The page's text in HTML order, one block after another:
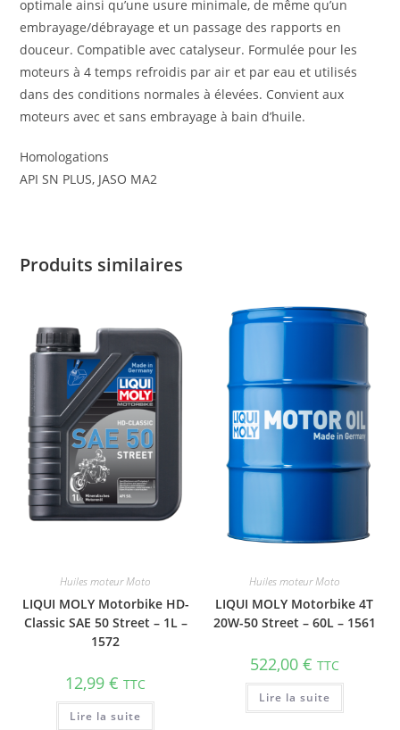
optimale ainsi qu’une usure minimale, de même qu’un
embrayage/débrayage et un passage des rapports en
douceur. Compatible avec catalyseur. Formulée pour les
moteurs à 4 temps refroidis par air et par eau et utilisés
dans des conditions normales à élevées. Convient aux
moteurs avec et sans embrayage à bain d’huile.
Homologations
API SN PLUS, JASO MA2
Produits similaires
Huiles moteur Moto
LIQUI MOLY Motorbike HD-
Classic SAE 50 Street – 1L –
1572
12,99€ TTC
Lire la suite
Huiles moteur Moto
LIQUI MOLY Motorbike 4T
20W-50 Street – 60L – 1561
522,00 € TTC
Lire la suite